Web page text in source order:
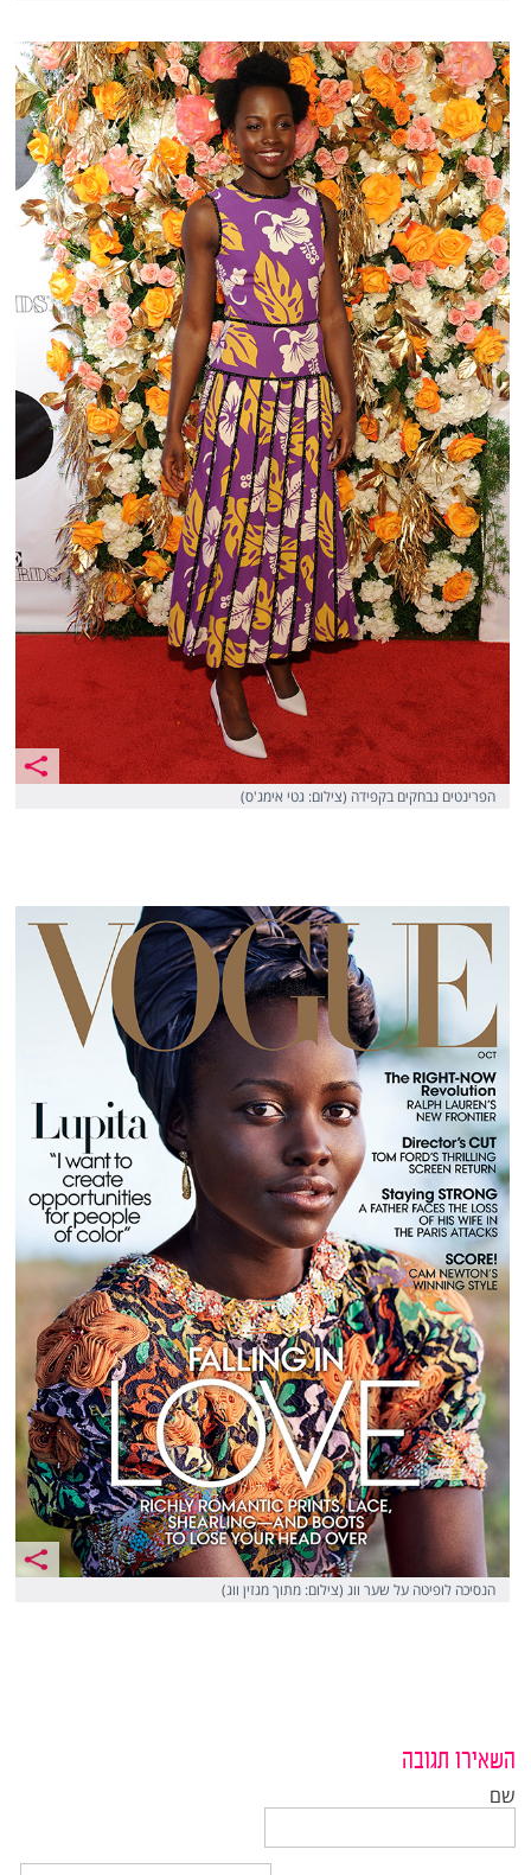
הפרינטים נבחקים בקפידה (צילום: גטי אימג'ס)
הנסיכה לופיטה על שער ווג (צילום: מתוך מגזין ווג)
השאירו תגובה
שם